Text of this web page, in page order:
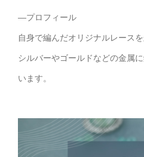
—プロフィール
自身で編んだオリジナルレース
シルバーやゴールドなどの金属
います。